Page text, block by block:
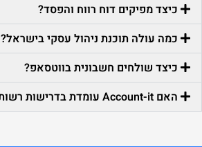
כיצד מפיקים דוח רווח והפסד?
כמה עולה תוכנת ניהול עסקי בישראל?
כיצד שולחים חשבונית בווטסאפ?
האם Account-it עומדת בדרישות רשות המסים הישראלית?